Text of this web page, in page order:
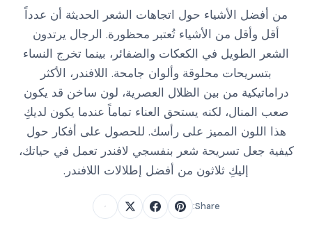
من أفضل الأشياء حول اتجاهات الشعر الحديثة أن عدداً
أقل وأقل من الأشياء تُعتبر محظورة. الرجال يرتدون
الشعر الطويل في الكعكات والضفائر، بينما تخرج النساء
بتسريحات محلوقة وألوان جامحة. اللافندر، الأكثر
دراماتيكية من بين الظلال العصرية، لون ساخن قد يكون
صعب المنال، لكنه يستحق العناء تماماً عندما يكون لديكِ
هذا اللون المميز على رأسك. للحصول على أفكار حول
كيفية جعل تسريحة شعر بنفسجي لافندر تعمل في حياتك،
إليكِ ثلاثون من أفضل إطلالات اللافندر.
Share: